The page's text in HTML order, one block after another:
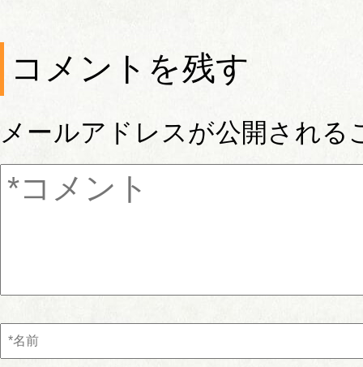
コメントを残す
メールアドレスが公開される